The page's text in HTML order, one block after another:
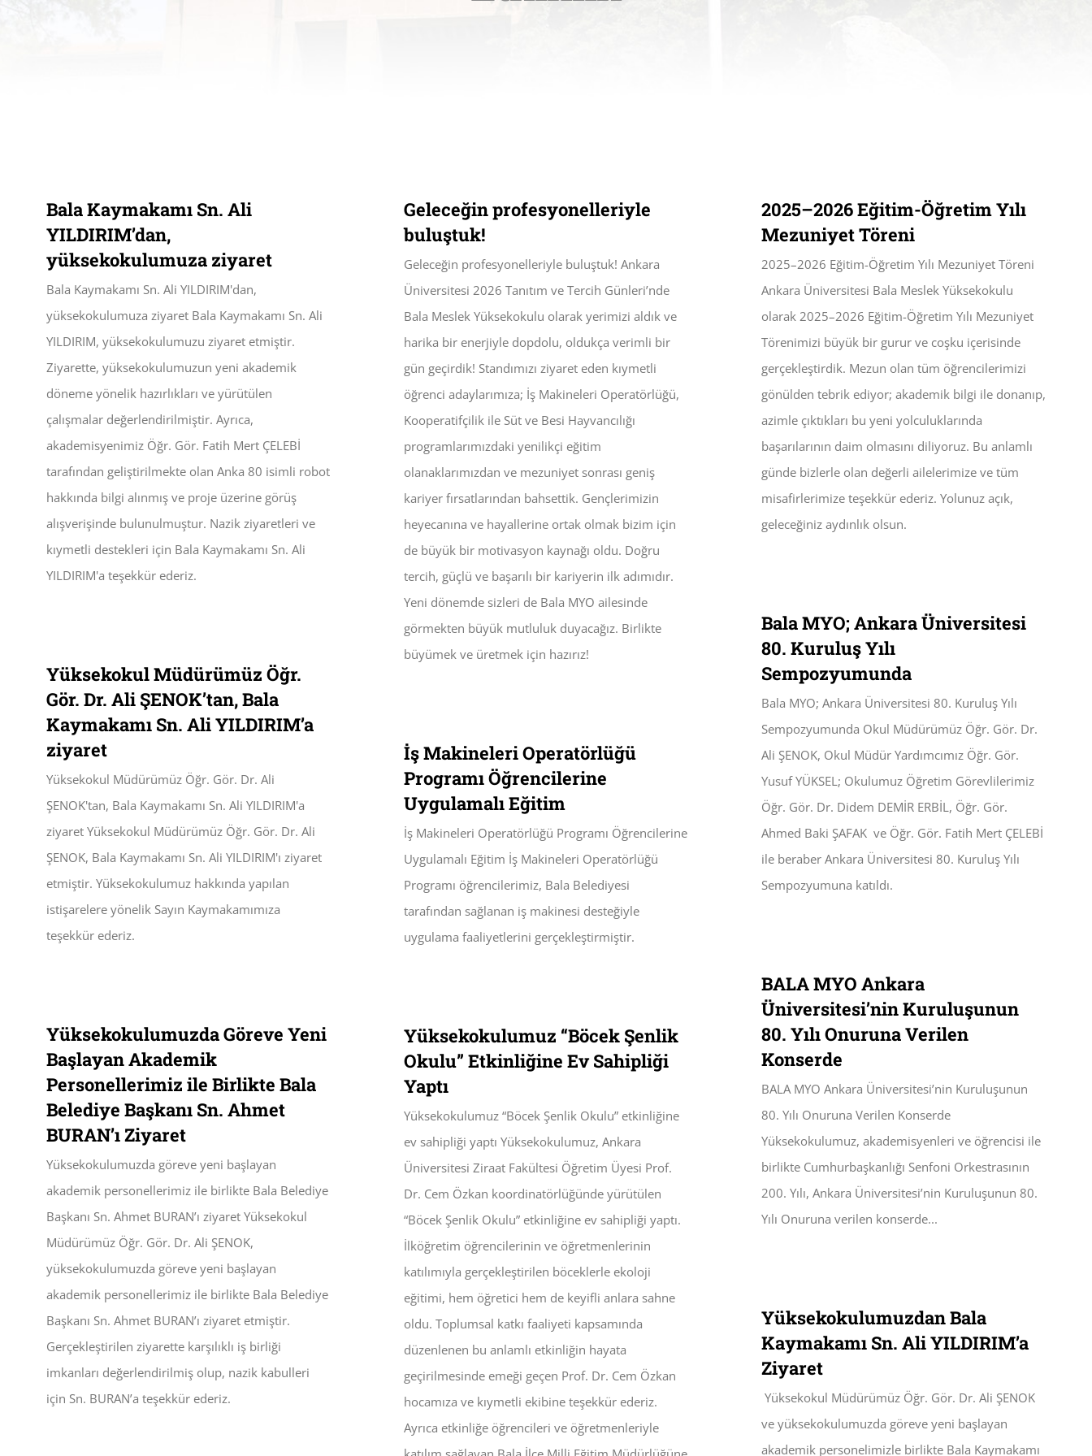
Bala Kaymakamı Sn. Ali
YILDIRIM’dan,
yüksekokulumuza ziyaret
Bala Kaymakamı Sn. Ali YILDIRIM'dan,
yüksekokulumuza ziyaret Bala Kaymakamı Sn. Ali
YILDIRIM, yüksekokulumuzu ziyaret etmiştir.
Ziyarette, yüksekokulumuzun yeni akademik
döneme yönelik hazırlıkları ve yürütülen
çalışmalar değerlendirilmiştir. Ayrıca,
akademisyenimiz Öğr. Gör. Fatih Mert ÇELEBİ
tarafından geliştirilmekte olan Anka 80 isimli robot
hakkında bilgi alınmış ve proje üzerine görüş
alışverişinde bulunulmuştur. Nazik ziyaretleri ve
kıymetli destekleri için Bala Kaymakamı Sn. Ali
YILDIRIM'a teşekkür ederiz.
Geleceğin profesyonelleriyle
buluştuk!
Geleceğin profesyonelleriyle buluştuk! Ankara
Üniversitesi 2026 Tanıtım ve Tercih Günleri’nde
Bala Meslek Yüksekokulu olarak yerimizi aldık ve
harika bir enerjiyle dopdolu, oldukça verimli bir
gün geçirdik! Standımızı ziyaret eden kıymetli
öğrenci adaylarımıza; İş Makineleri Operatörlüğü,
Kooperatifçilik ile Süt ve Besi Hayvancılığı
programlarımızdaki yenilikçi eğitim
olanaklarımızdan ve mezuniyet sonrası geniş
kariyer fırsatlarından bahsettik. Gençlerimizin
heyecanına ve hayallerine ortak olmak bizim için
de büyük bir motivasyon kaynağı oldu. Doğru
tercih, güçlü ve başarılı bir kariyerin ilk adımıdır.
Yeni dönemde sizleri de Bala MYO ailesinde
görmekten büyük mutluluk duyacağız. Birlikte
büyümek ve üretmek için hazırız!
2025–2026 Eğitim-Öğretim Yılı
Mezuniyet Töreni
2025–2026 Eğitim-Öğretim Yılı Mezuniyet Töreni
Ankara Üniversitesi Bala Meslek Yüksekokulu
olarak 2025–2026 Eğitim-Öğretim Yılı Mezuniyet
Törenimizi büyük bir gurur ve coşku içerisinde
gerçekleştirdik. Mezun olan tüm öğrencilerimizi
gönülden tebrik ediyor; akademik bilgi ile donanıp,
azimle çıktıkları bu yeni yolculuklarında
başarılarının daim olmasını diliyoruz. Bu anlamlı
günde bizlerle olan değerli ailelerimize ve tüm
misafirlerimize teşekkür ederiz. Yolunuz açık,
geleceğiniz aydınlık olsun.
Bala MYO; Ankara Üniversitesi
80. Kuruluş Yılı
Sempozyumunda
Bala MYO; Ankara Üniversitesi 80. Kuruluş Yılı
Sempozyumunda Okul Müdürümüz Öğr. Gör. Dr.
Ali ŞENOK, Okul Müdür Yardımcımız Öğr. Gör.
Yusuf YÜKSEL; Okulumuz Öğretim Görevlilerimiz
Öğr. Gör. Dr. Didem DEMİR ERBİL, Öğr. Gör.
Ahmed Baki ŞAFAK ve Öğr. Gör. Fatih Mert ÇELEBİ
ile beraber Ankara Üniversitesi 80. Kuruluş Yılı
Sempozyumuna katıldı.
Yüksekokul Müdürümüz Öğr.
Gör. Dr. Ali ŞENOK’tan, Bala
Kaymakamı Sn. Ali YILDIRIM’a
ziyaret
Yüksekokul Müdürümüz Öğr. Gör. Dr. Ali
ŞENOK'tan, Bala Kaymakamı Sn. Ali YILDIRIM'a
ziyaret Yüksekokul Müdürümüz Öğr. Gör. Dr. Ali
ŞENOK, Bala Kaymakamı Sn. Ali YILDIRIM'ı ziyaret
etmiştir. Yüksekokulumuz hakkında yapılan
istişarelere yönelik Sayın Kaymakamımıza
teşekkür ederiz.
İş Makineleri Operatörlüğü
Programı Öğrencilerine
Uygulamalı Eğitim
İş Makineleri Operatörlüğü Programı Öğrencilerine
Uygulamalı Eğitim İş Makineleri Operatörlüğü
Programı öğrencilerimiz, Bala Belediyesi
tarafından sağlanan iş makinesi desteğiyle
uygulama faaliyetlerini gerçekleştirmiştir.
BALA MYO Ankara
Üniversitesi’nin Kuruluşunun
80. Yılı Onuruna Verilen
Konserde
BALA MYO Ankara Üniversitesi’nin Kuruluşunun
80. Yılı Onuruna Verilen Konserde
Yüksekokulumuz, akademisyenleri ve öğrencisi ile
birlikte Cumhurbaşkanlığı Senfoni Orkestrasının
200. Yılı, Ankara Üniversitesi’nin Kuruluşunun 80.
Yılı Onuruna verilen konserde...
Yüksekokulumuzda Göreve Yeni
Başlayan Akademik
Personellerimiz ile Birlikte Bala
Belediye Başkanı Sn. Ahmet
BURAN’ı Ziyaret
Yüksekokulumuzda göreve yeni başlayan
akademik personellerimiz ile birlikte Bala Belediye
Başkanı Sn. Ahmet BURAN’ı ziyaret Yüksekokul
Müdürümüz Öğr. Gör. Dr. Ali ŞENOK,
yüksekokulumuzda göreve yeni başlayan
akademik personellerimiz ile birlikte Bala Belediye
Başkanı Sn. Ahmet BURAN’ı ziyaret etmiştir.
Gerçekleştirilen ziyarette karşılıklı iş birliği
imkanları değerlendirilmiş olup, nazik kabulleri
için Sn. BURAN’a teşekkür ederiz.
Yüksekokulumuz “Böcek Şenlik
Okulu” Etkinliğine Ev Sahipliği
Yaptı
Yüksekokulumuz “Böcek Şenlik Okulu” etkinliğine
ev sahipliği yaptı Yüksekokulumuz, Ankara
Üniversitesi Ziraat Fakültesi Öğretim Üyesi Prof.
Dr. Cem Özkan koordinatörlüğünde yürütülen
“Böcek Şenlik Okulu” etkinliğine ev sahipliği yaptı.
İlköğretim öğrencilerinin ve öğretmenlerinin
katılımıyla gerçekleştirilen böceklerle ekoloji
eğitimi, hem öğretici hem de keyifli anlara sahne
oldu. Toplumsal katkı faaliyeti kapsamında
düzenlenen bu anlamlı etkinliğin hayata
geçirilmesinde emeği geçen Prof. Dr. Cem Özkan
hocamıza ve kıymetli ekibine teşekkür ederiz.
Ayrıca etkinliğe öğrencileri ve öğretmenleriyle
Yüksekokulumuzdan Bala
Kaymakamı Sn. Ali YILDIRIM’a
Ziyaret
Yüksekokul Müdürümüz Öğr. Gör. Dr. Ali ŞENOK
ve yüksekokulumuzda göreve yeni başlayan
akademik personelimizle birlikte Bala Kaymakamı